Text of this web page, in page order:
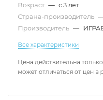
Возраст — с 3 лет
Страна-производитель
Производитель —
Все характеристики
Цена действительна
может отличаться от цен в